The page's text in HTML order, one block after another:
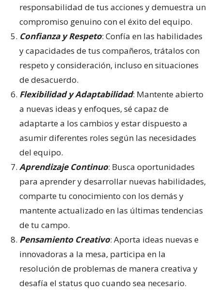
responsabilidad de tus acciones y demuestra un
compromiso genuino con el éxito del equipo.
Confianza y Respeto: Confía en las habilidades
y capacidades de tus compañeros, trátalos con
respeto y consideración, incluso en situaciones
de desacuerdo.
Flexibilidad y Adaptabilidad: Mantente abierto
a nuevas ideas y enfoques, sé capaz de
adaptarte a los cambios y estar dispuesto a
asumir diferentes roles según las necesidades
del equipo.
Aprendizaje Continuo: Busca oportunidades
para aprender y desarrollar nuevas habilidades,
comparte tu conocimiento con los demás y
mantente actualizado en las últimas tendencias
de tu campo.
Pensamiento Creativo: Aporta ideas nuevas e
innovadoras a la mesa, participa en la
resolución de problemas de manera creativa y
desafía el status quo cuando sea necesario.